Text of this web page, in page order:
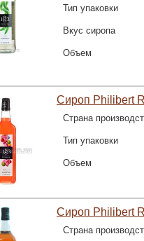
Тип упаковки
Вкус сиропа
Объем
Сироп Philibert
Страна
Тип упаковки
Объем
Сироп Philibert
Страна